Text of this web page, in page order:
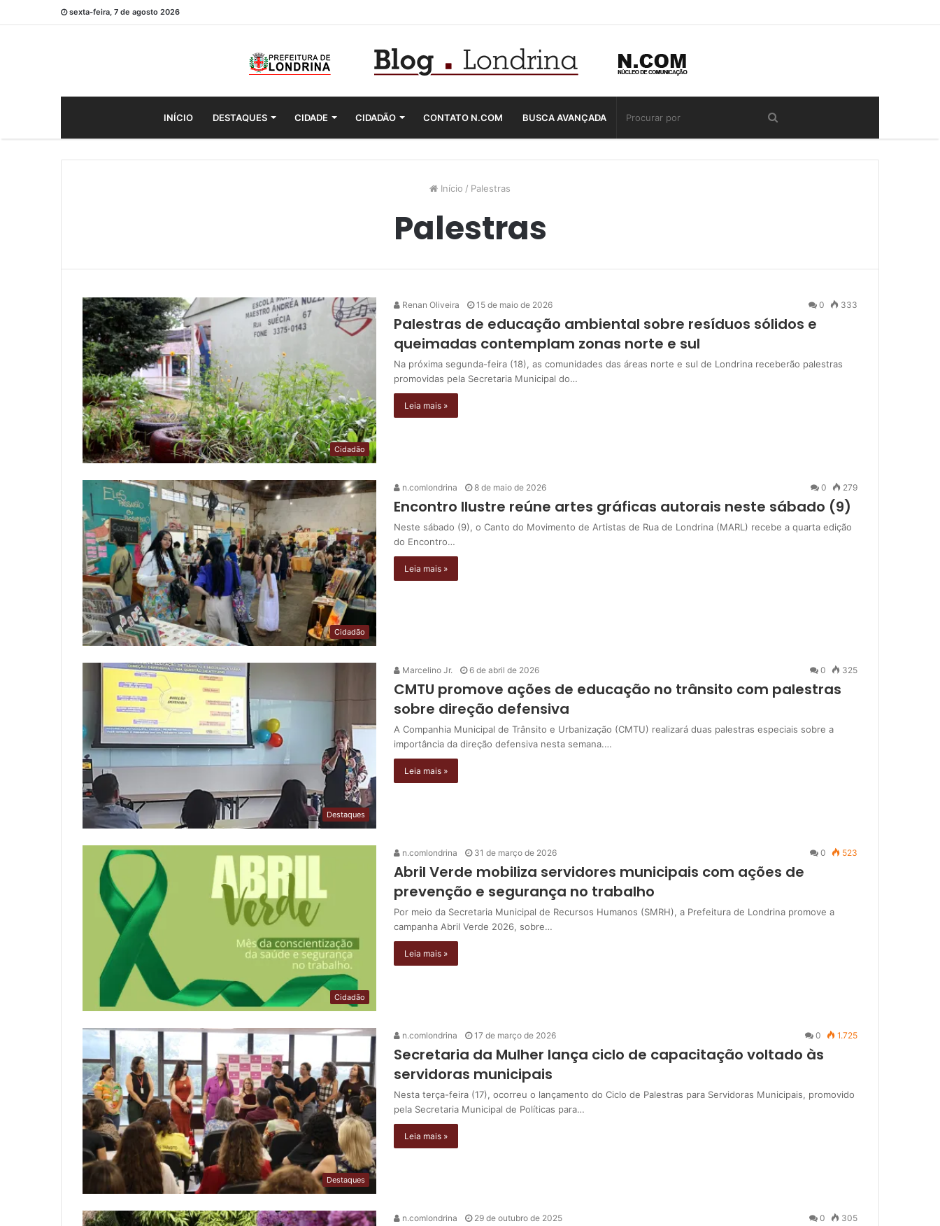
sexta-feira, 7 de agosto 2026
INÍCIO DESTAQUES CIDADE CIDADÃO CONTATO N.COM BUSCA AVANÇADA
Início / Palestras
Palestras
Cidadão
Renan Oliveira 15 de maio de 2026 0 333
Palestras de educação ambiental sobre resíduos sólidos e
queimadas contemplam zonas norte e sul
Na próxima segunda-feira (18), as comunidades das áreas norte e sul de Londrina receberão palestras
promovidas pela Secretaria Municipal do…
Leia mais »
Cidadão
n.comlondrina 8 de maio de 2026 0 279
Encontro Ilustre reúne artes gráficas autorais neste sábado (9)
Neste sábado (9), o Canto do Movimento de Artistas de Rua de Londrina (MARL) recebe a quarta edição
do Encontro…
Leia mais »
Destaques
Marcelino Jr. 6 de abril de 2026 0 325
CMTU promove ações de educação no trânsito com palestras
sobre direção defensiva
A Companhia Municipal de Trânsito e Urbanização (CMTU) realizará duas palestras especiais sobre a
importância da direção defensiva nesta semana.…
Leia mais »
Cidadão
n.comlondrina 31 de março de 2026 0 523
Abril Verde mobiliza servidores municipais com ações de
prevenção e segurança no trabalho
Por meio da Secretaria Municipal de Recursos Humanos (SMRH), a Prefeitura de Londrina promove a
campanha Abril Verde 2026, sobre…
Leia mais »
Destaques
n.comlondrina 17 de março de 2026 0 1.725
Secretaria da Mulher lança ciclo de capacitação voltado às
servidoras municipais
Nesta terça-feira (17), ocorreu o lançamento do Ciclo de Palestras para Servidoras Municipais, promovido
pela Secretaria Municipal de Políticas para…
Leia mais »
n.comlondrina 29 de outubro de 2025 0 305